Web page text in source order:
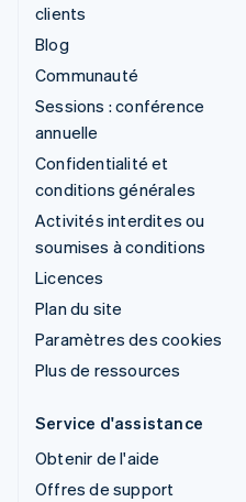
clients
Blog
Communauté
Sessions : conférence
annuelle
Confidentialité et
conditions générales
Activités interdites ou
soumises à conditions
Licences
Plan du site
Paramètres des cookies
Plus de ressources
Service d'assistance
Obtenir de l'aide
Offres de support